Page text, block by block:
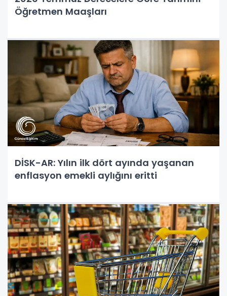
Öğretmen Maaşları
DİSK-AR: Yılın ilk dört ayında yaşanan
enflasyon emekli aylığını eritti